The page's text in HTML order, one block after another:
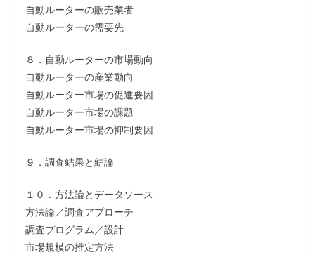
自動ルーターの販売業者
自動ルーターの需要先
８．自動ルーターの市場動向
自動ルーターの産業動向
自動ルーター市場の促進要因
自動ルーター市場の課題
自動ルーター市場の抑制要因
９．調査結果と結論
１０．方法論とデータソース
方法論／調査アプローチ
調査プログラム／設計
市場規模の推定方法